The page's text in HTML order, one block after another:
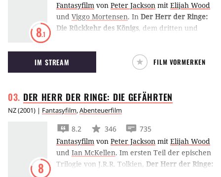
8.1
Fantasyfilm von Peter Jackson mit Elijah Wood
und Viggo Mortensen. In Der Herr der Ringe:
Die Rückkehr des Königs, dem dritten und
Frodo das Ende seiner Mission, während seine
Freunde die letzte Schlacht zu schlagen
haben.
IM STREAM FILM VORMERKEN
DER HERR DER RINGE: DIE GEFÄHRTEN
NZ(2001) | Fantasyfilm,Abenteuerfilm
8
8.2 346
735
Fantasyfilm von Peter Jackson mit Elijah Wood
und Ian McKellen. Im ersten Teil der epischen
Trilogie von J.R.R. Tolkien, Der Herr der Ringe: